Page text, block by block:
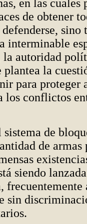
en las cuales
de obtener
sino
interminable
autoridad
la
para proteger
los conflictos
de
de
siendo
frecuentemente
sin